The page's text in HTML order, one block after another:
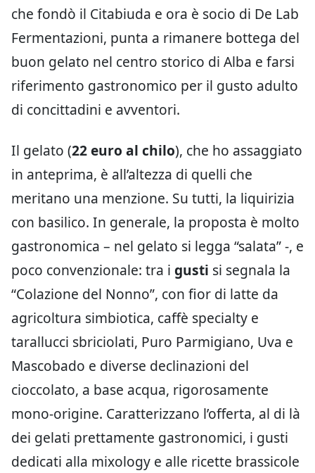
che fondò il Citabiuda e ora è socio di De Lab
Fermentazioni, punta a rimanere bottega del
buon gelato nel centro storico di Alba e farsi
riferimento gastronomico per il gusto adulto
di concittadini e avventori.
Il gelato (22 euro al chilo), che ho assaggiato
in anteprima, è all’altezza di quelli che
meritano una menzione. Su tutti, la liquirizia
con basilico. In generale, la proposta è molto
gastronomica – nel gelato si legga “salata” -, e
poco convenzionale: tra i gusti si segnala la
“Colazione del Nonno”, con fior di latte da
agricoltura simbiotica, caffè specialty e
tarallucci sbriciolati, Puro Parmigiano, Uva e
Mascobado e diverse declinazioni del
cioccolato, a base acqua, rigorosamente
mono-origine. Caratterizzano l’offerta, al di là
dei gelati prettamente gastronomici, i gusti
dedicati alla mixology e alle ricette brassicole